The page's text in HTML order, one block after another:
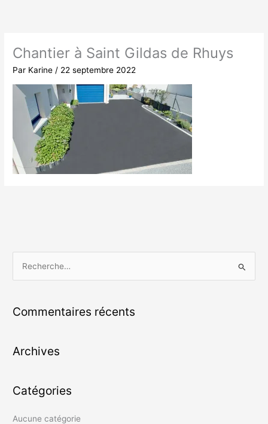
Chantier à Saint Gildas de Rhuys
Par Karine / 22 septembre 2022
h
r
e
r
Commentaires récents
Archives
Catégories
Aucune catégorie